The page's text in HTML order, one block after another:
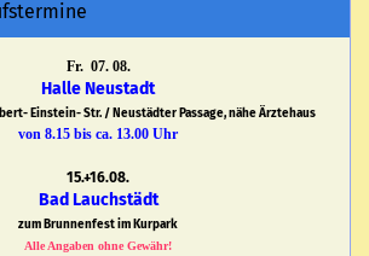
Fr. 07. 08.
Halle Neustadt
Einstein- Str. / Neustädter Passage, nähe Ärztehaus
von 8.15 bis ca. 13.00 Uhr
15.+16.08.
Bad Lauchstädt
zum Brunnenfest im Kurpark
Alle Angaben ohne Gewähr!